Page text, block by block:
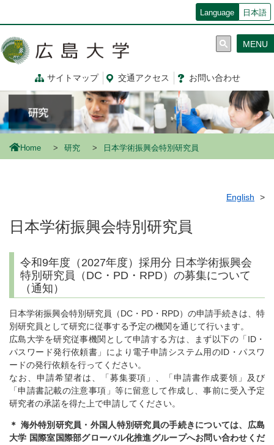
コ
ン
に
移
動
Language 日本語
サイトマップ 交通アクセス お問い合わせ
MENU
Home 研究 日本学術振興会特別研究員
English
日本学術振興会特別研究員
令和9年度（2027年度）採用分 日本学術振興会
特別研究員（DC・PD・RPD）の募集について
（通知）
日本学術振興会特別研究員（DC・PD・RPD）の申請手続きは、特
別研究員として研究に従事する予定の機関を通じて行います。
広島大学を研究従事機関として申請する方は、まず以下の「ID・
パスワード発行依頼書」により電子申請システム用のID・パスワ
ードの発行依頼を行ってください。
なお、申請希望者は、「募集要項」、「申請書作成要領」及び
「申請書記載の注意事項」等に留意して作成し、事前に受入予定
研究者の承諾を得た上で申請してください。
＊ 海外特別研究員・外国人特別研究員の手続きについては、広島
大学 国際室国際部グローバル化推進グループへお問い合わせくだ